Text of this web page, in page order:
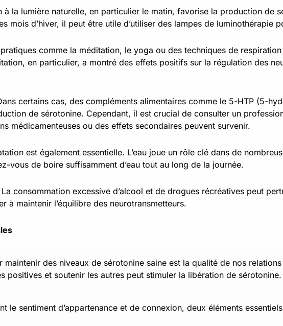
à la lumière naturelle, en particulier le matin, favorise la production de
mois d’hiver, il peut être utile d’utiliser des lampes de luminothérapie
comme la méditation, le yoga ou des techniques de
en particulier, a montré des effets positifs sur la régulation des
certains cas, des compléments alimentaires comme le 5-HTP (5-
de sérotonine. Cependant, il est crucial de consulter un
médicamenteuses ou des effets secondaires peuvent survenir.
est également essentielle. L’eau joue un rôle clé dans de
vous de boire suffisamment d’eau tout au long de la journée.
La consommation excessive d’alcool et de drogues récréatives peut
à maintenir l’équilibre des neurotransmetteurs.
des niveaux de sérotonine saine est la qualité de nos
positives et soutenir les autres peut stimuler la libération de sérotonine.
le sentiment d’appartenance et de connexion, deux éléments